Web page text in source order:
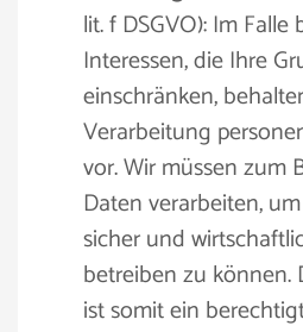
lit. f DSGVO): Im
Interessen, die Ihre
einschränken,
Verarbeitung
vor. Wir müssen zum
Daten verarbeiten,
sicher und
betreiben zu können.
ist somit ein